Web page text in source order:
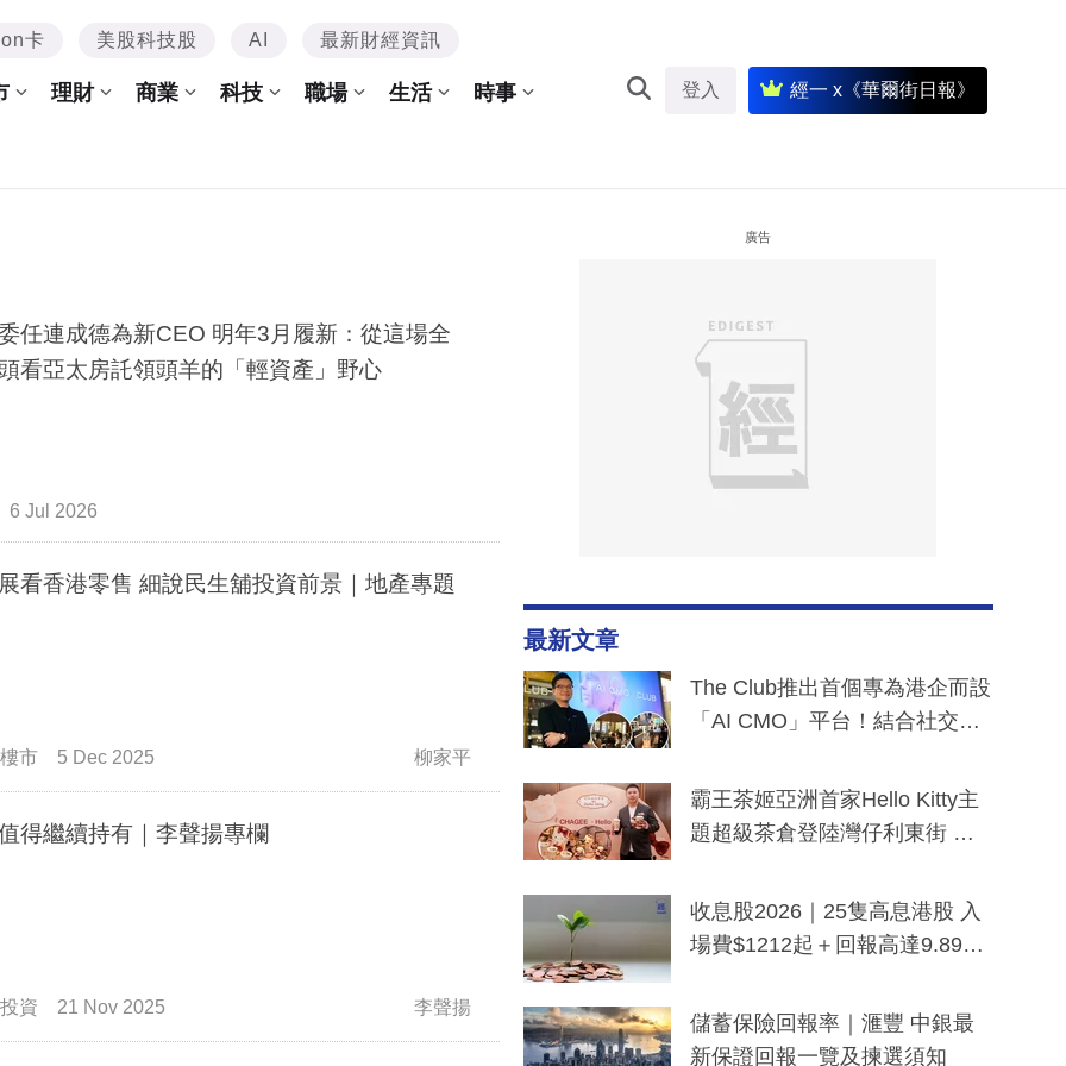
卡 美股科技股 AI 最新財經資訊
理財 商業 科技 職場 生活 時事 登入 經一 x《華爾街日報》
任連成德為新CEO 明年3月履新：從這場全
看亞太房託領頭羊的「輕資產」野心
6 Jul 2026
從領展看香港零售 細說民生舖投資前景｜地產專題
樓市 5 Dec 2025 柳家平
得繼續持有｜李聲揚專欄
投資 21 Nov 2025 李聲揚
廣告
最新文章
The Club推出首個專為港企而設
「AI CMO」平台！結合社交聆
分鐘生成「貼地」宣傳短片
霸王茶姬亞洲首家Hello Kitty主
題超級茶倉登陸灣仔利東街 推
y及香港限定特調系列
收息股2026｜25隻高息港股 入
場費$1212起＋回報高達9.89
儲蓄保險回報率｜滙豐 中銀最
新保證回報一覽及揀選須知